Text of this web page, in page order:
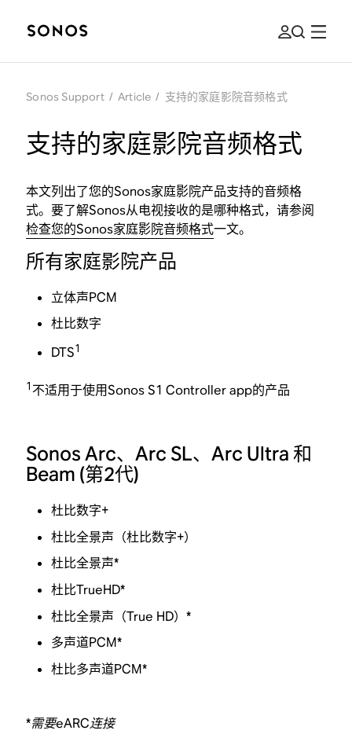
Sonos Support / Article / 支持的家庭影院音频格式
支持的家庭影院音频格式
本文列出了您的Sonos家庭影院产品支持的音频格
式。要了解Sonos从电视接收的是哪种格式，请参阅
检查您的Sonos家庭影院音频格式一文。
所有家庭影院产品
立体声PCM
杜比数字
DTS1
1 不适用于使用Sonos S1 Controller app的产品
Sonos Arc、Arc SL、Arc Ultra 和
Beam (第2代)
杜比数字+
杜比全景声（杜比数字+）
杜比全景声*
杜比TrueHD*
杜比全景声（True HD）*
多声道PCM*
杜比多声道PCM*
*需要eARC连接